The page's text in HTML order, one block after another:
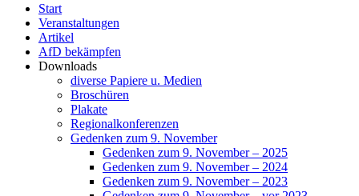
Start
Veranstaltungen
Artikel
AfD bekämpfen
Downloads
diverse Papiere u. Medien
Broschüren
Plakate
Regionalkonferenzen
Gedenken zum 9. November
Gedenken zum 9. November – 2025
Gedenken zum 9. November – 2024
Gedenken zum 9. November – 2023